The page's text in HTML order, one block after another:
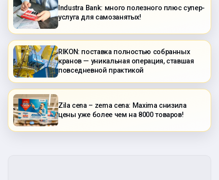
Industra Bank: много полезного плюс супер-
услуга для самозанятых!
RIKON: поставка полностью собранных
кранов — уникальная операция, ставшая
повседневной практикой
Zila cena – zema cena: Maxima снизила
цены уже более чем на 8000 товаров!